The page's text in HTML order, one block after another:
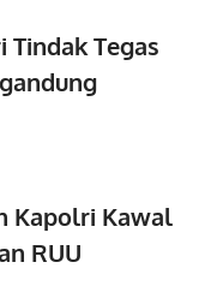
Tindak Tegas
Kapolri Kawal
RUU